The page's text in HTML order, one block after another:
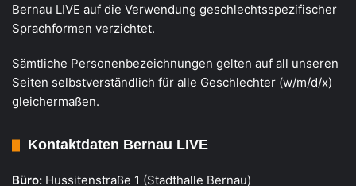
Bernau LIVE auf die Verwendung geschlechtsspezifischer
Sprachformen verzichtet.
Sämtliche Personenbezeichnungen gelten auf all unseren
Seiten selbstverständlich für alle Geschlechter (w/m/d/x)
gleichermaßen.
Kontaktdaten Bernau LIVE
Büro: Hussitenstraße 1 (Stadthalle Bernau)